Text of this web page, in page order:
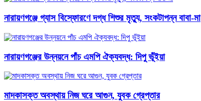
নারায়ণগঞ্জে গ্যাস বিস্ফোরণে দগ্ধ শিশুর মৃত্যু, সংকটাপন্ন বাবা-মা
নারায়ণগঞ্জের উন্নয়নে পাঁচ এমপি ঐক্যবদ্ধ: দিপু ভূঁইয়া
মাদকাসক্ত অবস্থায় নিজ ঘরে আগুন, যুবক গ্রেপ্তার